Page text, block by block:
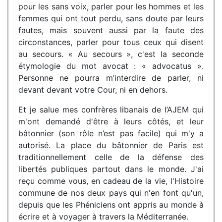
pour les sans voix, parler pour les hommes et les
femmes qui ont tout perdu, sans doute par leurs
fautes, mais souvent aussi par la faute des
circonstances, parler pour tous ceux qui disent
au secours. « Au secours », c'est la seconde
étymologie du mot avocat : « advocatus ».
Personne ne pourra m’interdire de parler, ni
devant devant votre Cour, ni en dehors.
Et je salue mes confrères libanais de l’AJEM qui
m'ont demandé d'être à leurs côtés, et leur
bâtonnier (son rôle n’est pas facile) qui m'y a
autorisé. La place du bâtonnier de Paris est
traditionnellement celle de la défense des
libertés publiques partout dans le monde. J'ai
reçu comme vous, en cadeau de la vie, l'Histoire
commune de nos deux pays qui n'en font qu'un,
depuis que les Phéniciens ont appris au monde à
écrire et à voyager à travers la Méditerranée.